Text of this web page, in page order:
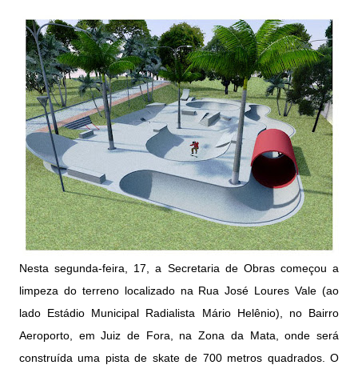
Nesta segunda-feira, 17, a Secretaria de Obras começou a
limpeza do terreno localizado na Rua José Loures Vale (ao
lado Estádio Municipal Radialista Mário Helênio), no Bairro
Aeroporto, em Juiz de Fora, na Zona da Mata, onde será
construída uma pista de skate de 700 metros quadrados. O